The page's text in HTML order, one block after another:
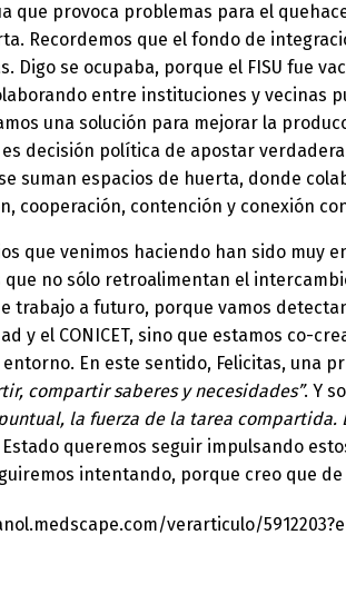
que provoca problemas para el
Recordemos que el fondo de
Digo se ocupaba, porque el FISU fue
entre instituciones y vecinas
una solución para mejorar la
decisión política de apostar
suman espacios de huerta, donde
cooperación, contención y conexión
que venimos haciendo han sido muy
que no sólo retroalimentan el
trabajo a futuro, porque vamos
y el CONICET, sino que estamos co-
En este sentido, Felicitas, una
compartir saberes y necesidades”. Y
la fuerza de la tarea
queremos seguir impulsando
intentando, porque creo que
verarticulo/